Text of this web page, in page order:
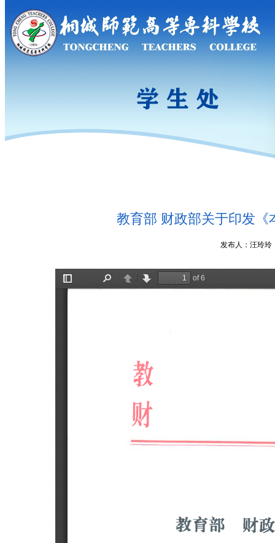
教育部 财政部关于印发
发布人：汪玲玲